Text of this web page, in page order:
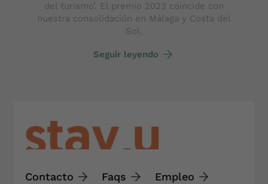
del turismo’. El premio 2023 coincide con
nuestra consolidación en Málaga y Costa del
Sol.
Seguir leyendo
Contacto Faqs Empleo